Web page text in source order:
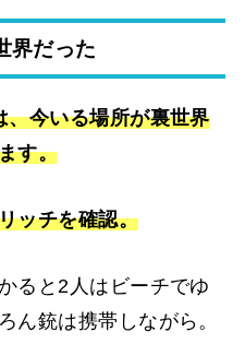
界だった
、今いる場所が裏世界
す。
ッチを確認。
ると2人はビーチでゆ
ん銃は携帯しながら。